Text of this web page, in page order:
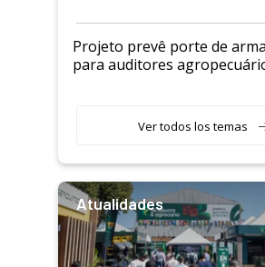
Projeto prevê porte de arma
para auditores
Ver todos los temas
Atualidades